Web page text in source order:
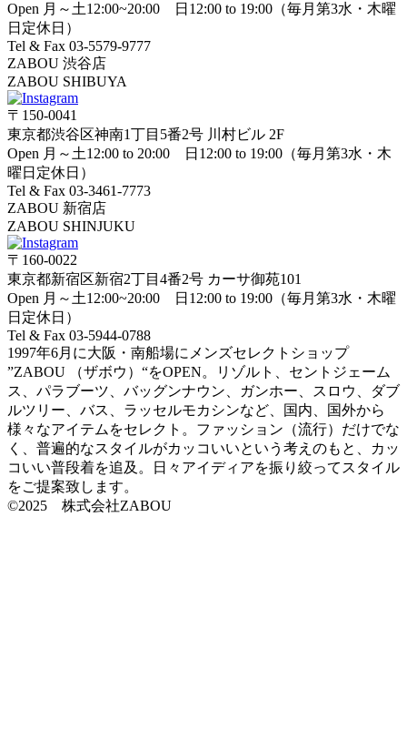
Open 月～土12:00~20:00 日12:00 to 19:00（毎月第3水・木曜
日定休日）
Tel & Fax 03-5579-9777
ZABOU 渋谷店
ZABOU SHIBUYA
〒150-0041
東京都渋谷区神南1丁目5番2号 川村ビル 2F
Open 月～土12:00 to 20:00 日12:00 to 19:00（毎月第3水・木
曜日定休日）
Tel & Fax 03-3461-7773
ZABOU 新宿店
ZABOU SHINJUKU
〒160-0022
東京都新宿区新宿2丁目4番2号 カーサ御苑101
Open 月～土12:00~20:00 日12:00 to 19:00（毎月第3水・木曜
日定休日）
Tel & Fax 03-5944-0788
1997年6月に大阪・南船場にメンズセレクトショップ
”ZABOU （ザボウ）“をOPEN。リゾルト、セントジェーム
ス、パラブーツ、バッグンナウン、ガンホー、スロウ、ダブ
ルツリー、バス、ラッセルモカシンなど、国内、国外から
様々なアイテムをセレクト。ファッション（流行）だけでな
く、普遍的なスタイルがカッコいいという考えのもと、カッ
コいい普段着を追及。日々アイディアを振り絞ってスタイル
をご提案致します。
©2025 株式会社ZABOU